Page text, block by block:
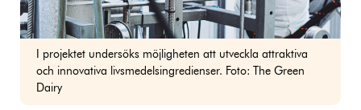
I projektet undersöks möjligheten att utveckla attraktiva
och innovativa livsmedelsingredienser. Foto: The Green
Dairy